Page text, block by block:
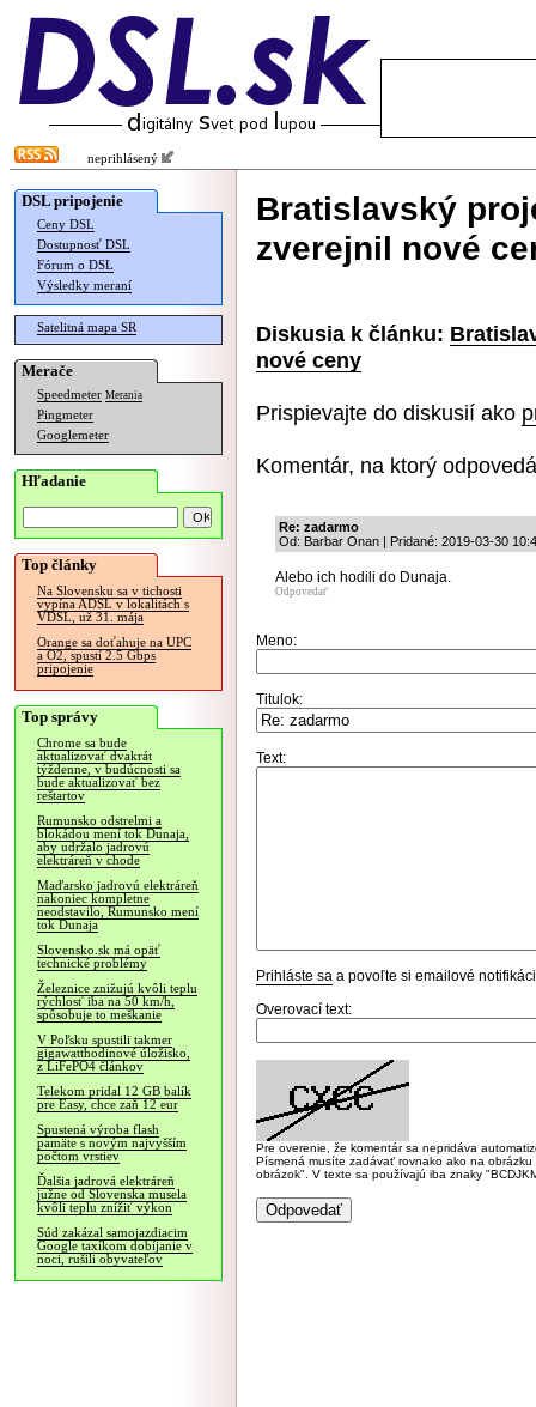
neprihlásený
DSL pripojenie
Ceny DSL
Dostupnosť DSL
Fórum o DSL
Výsledky meraní
Satelitná mapa SR
Merače
Speedmeter Merania
Pingmeter
Googlemeter
Hľadanie
Top články
Na Slovensku sa v tichosti
vypína ADSL v lokalitách s
VDSL, už 31. mája
Orange sa doťahuje na UPC
a O2, spustí 2.5 Gbps
pripojenie
Top správy
Chrome sa bude
aktualizovať dvakrát
týždenne, v budúcnosti sa
bude aktualizovať bez
reštartov
Rumunsko odstrelmi a
blokádou mení tok Dunaja,
aby udržalo jadrovú
elektráreň v chode
Maďarsko jadrovú elektráreň
nakoniec kompletne
neodstavilo, Rumunsko mení
tok Dunaja
Slovensko.sk má opäť
technické problémy
Železnice znižujú kvôli teplu
rýchlosť iba na 50 km/h,
spôsobuje to meškanie
V Poľsku spustili takmer
gigawatthodinové úložisko,
z LiFePO4 článkov
Telekom pridal 12 GB balík
pre Easy, chce zaň 12 eur
Spustená výroba flash
pamäte s novým najvyšším
počtom vrstiev
Ďalšia jadrová elektráreň
južne od Slovenska musela
kvôli teplu znížiť výkon
Súd zakázal samojazdiacim
Google taxíkom dobíjanie v
noci, rušili obyvateľov
Bratislavský
zverejnil nové
Diskusia k článku:
nové ceny
Prispievajte do diskusií ako
Komentár, na ktorý
Re: zadarmo
Od: Barbar Onan | Pridané: 2019-03-30
Alebo ich hodili do Dunaja.
Odpovedať
Meno:
Titulok:
Text:
Prihláste sa a povoľte si emailové
Overovací text:
Pre overenie, že komentár sa nepridáva
Písmená musíte zadávať rovnako ako na
obrázok". V texte sa používajú iba znaky